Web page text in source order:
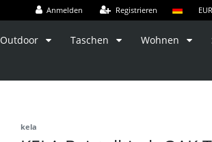
Anmelden Registrieren EUR
Outdoor Taschen Wohnen
kela